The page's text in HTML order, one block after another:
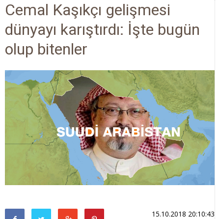
Cemal Kaşıkçı gelişmesi
dünyayı karıştırdı: İşte bugün
olup bitenler
15.10.2018 20:10:43